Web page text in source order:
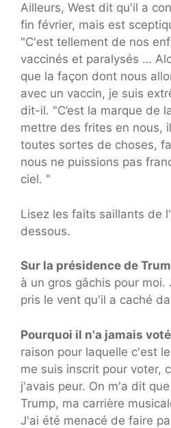
Ailleurs, West dit qu'il a
fin février, mais est
"C'est tellement de nos
vaccinés et paralysés …
que la façon dont nous
avec un vaccin, je suis
dit-il. "C’est la marque de
mettre des frites en nous,
toutes sortes de choses,
nous ne puissions pas
ciel. "
Lisez les faits saillants de
dessous.
Sur la présidence de
à un gros gâchis pour moi.
pris le vent qu'il a caché
Pourquoi il n'a jamais
raison pour laquelle c'est
me suis inscrit pour voter,
j'avais peur. On m'a dit
Trump, ma carrière
J'ai été menacé de faire